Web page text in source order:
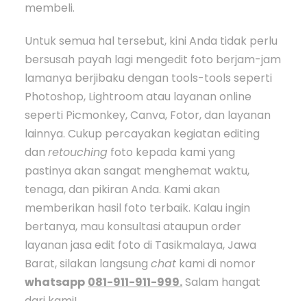
membeli.
Untuk semua hal tersebut, kini Anda tidak perlu
bersusah payah lagi mengedit foto berjam-jam
lamanya berjibaku dengan tools-tools seperti
Photoshop, Lightroom atau layanan online
seperti Picmonkey, Canva, Fotor, dan layanan
lainnya. Cukup percayakan kegiatan editing
danretouching foto kepada kami yang
pastinya akan sangat menghemat waktu,
tenaga, dan pikiran Anda. Kami akan
memberikan hasil foto terbaik. Kalau ingin
bertanya, mau konsultasi ataupun order
layanan jasa edit foto di Tasikmalaya, Jawa
Barat, silakan langsungchat kami di nomor
whatsapp 081-911-911-999.Salam hangat